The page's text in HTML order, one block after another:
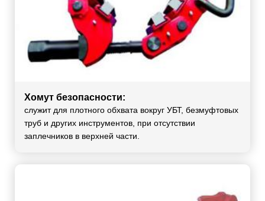
Хомут безопасности:
служит для плотного обхвата вокруг УБТ, безмуфтовых
труб и других инструментов, при отсутствии
заплечников в верхней части.